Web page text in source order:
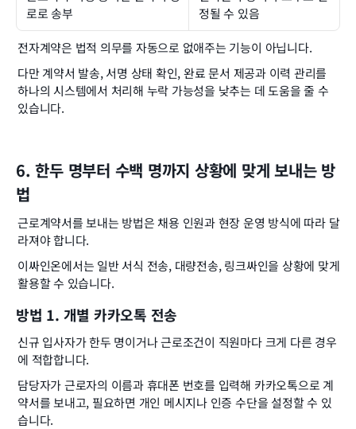
로로 송부
정될 수 있음
전자계약은 법적 의무를 자동으로 없애주는 기능이 아닙니다.
다만 계약서 발송, 서명 상태 확인, 완료 문서 제공과 이력 관리를
하나의 시스템에서 처리해 누락 가능성을 낮추는 데 도움을 줄 수
있습니다.
6. 한두 명부터 수백 명까지 상황에 맞게 보내는 방
법
근로계약서를 보내는 방법은 채용 인원과 현장 운영 방식에 따라 달
라져야 합니다.
이싸인온에서는 일반 서식 전송, 대량전송, 링크싸인을 상황에 맞게
활용할 수 있습니다.
방법 1. 개별 카카오톡 전송
신규 입사자가 한두 명이거나 근로조건이 직원마다 크게 다른 경우
에 적합합니다.
담당자가 근로자의 이름과 휴대폰 번호를 입력해 카카오톡으로 계
약서를 보내고, 필요하면 개인 메시지나 인증 수단을 설정할 수 있
습니다.